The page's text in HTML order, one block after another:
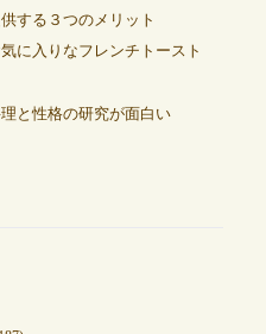
する３つのメリット
に入りなフレンチトースト
と性格の研究が面白い